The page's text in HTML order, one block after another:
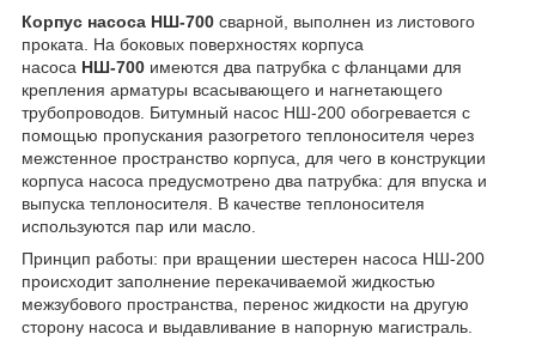
Корпус насоса НШ-700 сварной, выполнен из листового
проката. На боковых поверхностях корпуса
насоса НШ-700 имеются два патрубка с фланцами для
крепления арматуры всасывающего и нагнетающего
трубопроводов. Битумный насос НШ-200 обогревается с
помощью пропускания разогретого теплоносителя через
межстенное пространство корпуса, для чего в конструкции
корпуса насоса предусмотрено два патрубка: для впуска и
выпуска теплоносителя. В качестве теплоносителя
используются пар или масло.
Принцип работы: при вращении шестерен насоса НШ-200
происходит заполнение перекачиваемой жидкостью
межзубового пространства, перенос жидкости на другую
сторону насоса и выдавливание в напорную магистраль.